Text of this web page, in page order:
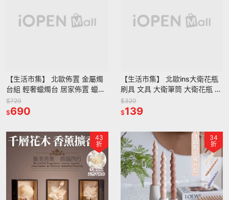
【生活市集】 北歐佈置 金屬燭
台組 輕奢蠟燭台 居家佈置 蠟燭
北歐 氣氛 浪漫 燭光晚餐 氣氛香
氛蠟燭 告白
$720
$690
【生活市集】 北歐ins大衛花瓶
刷具 文具 大衛筆筒 大衛花瓶 筆
筒 化妝刷罐化妝台桌面收納網紅
拍照拍照道具
$320
$139
43
折
34
折